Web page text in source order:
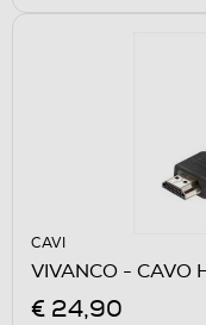
CAVI
VIVANCO - CAVO
€ 24,90